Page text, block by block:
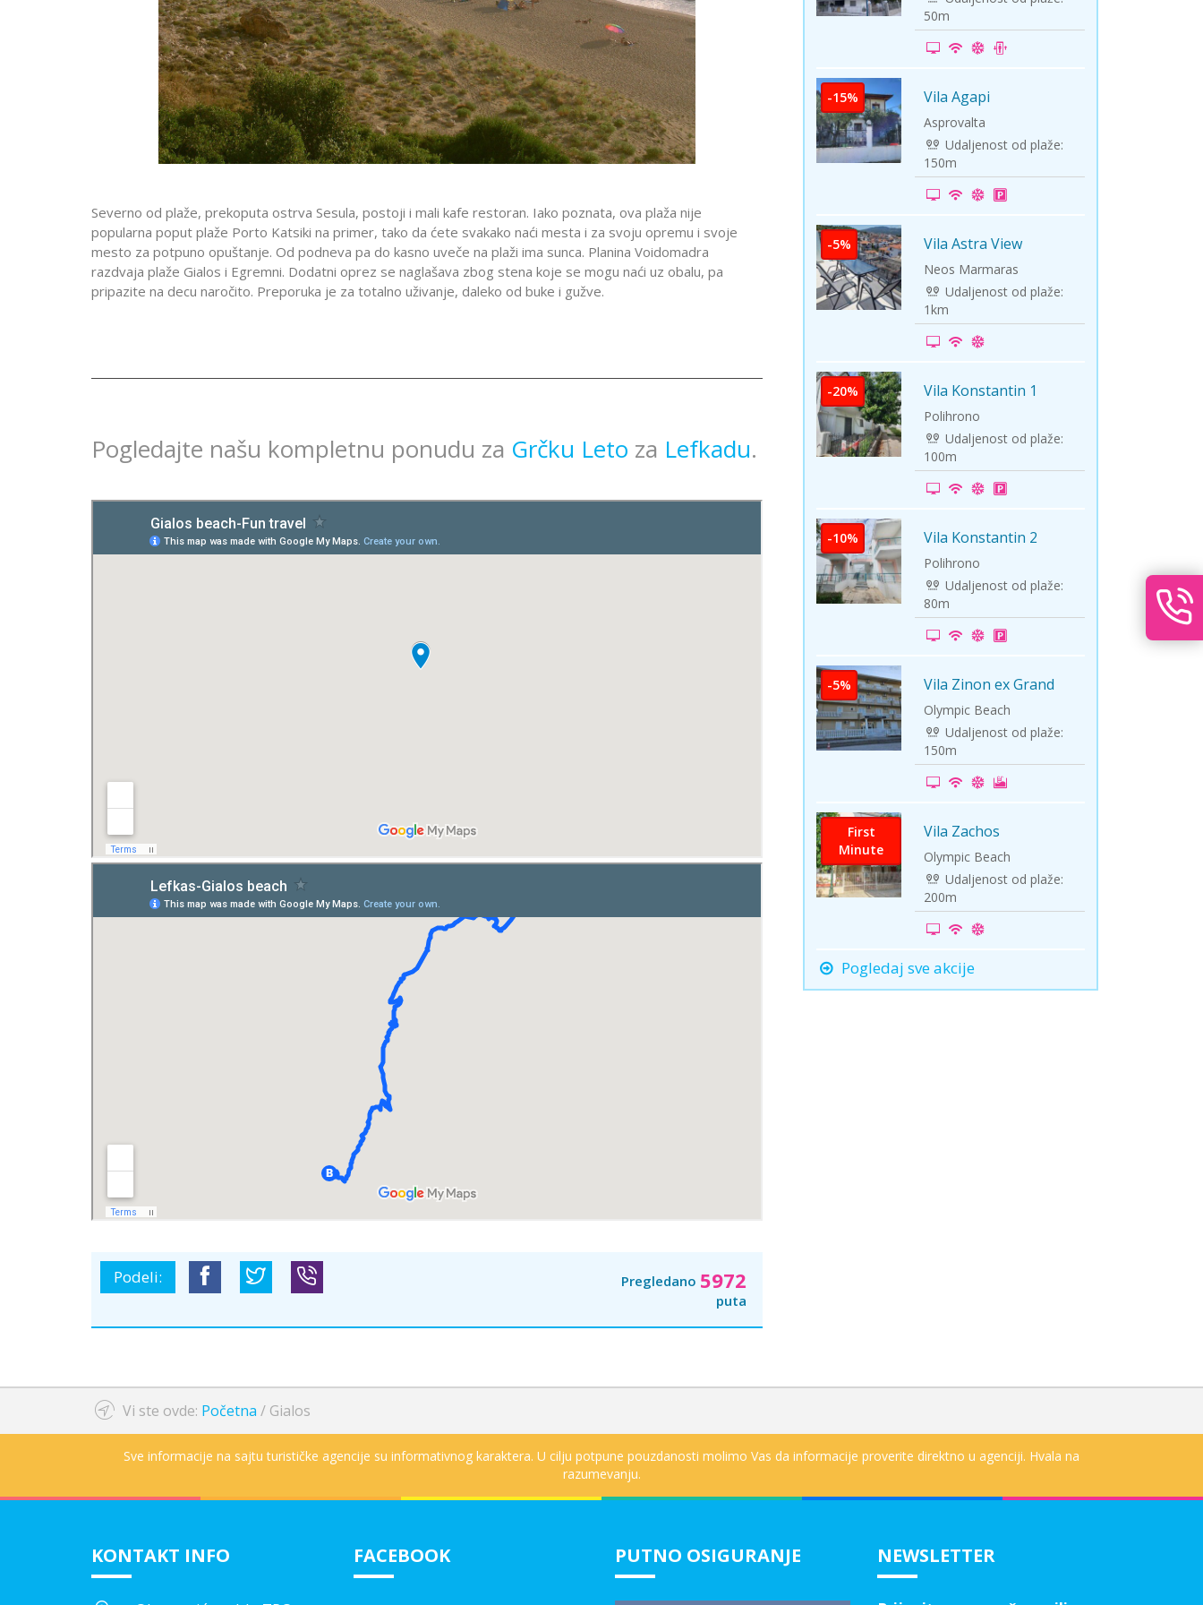
Severno od plaže, prekoputa ostrva Sesula, postoji i mali kafe restoran. Iako poznata, ova plaža nije
popularna poput plaže Porto Katsiki na primer, tako da ćete svakako naći mesta i za svoju opremu i svoje
mesto za potpuno opuštanje. Od podneva pa do kasno uveče na plaži ima sunca. Planina Voidomadra
razdvaja plaže Gialos i Egremni. Dodatni oprez se naglašava zbog stena koje se mogu naći uz obalu, pa
pripazite na decu naročito. Preporuka je za totalno uživanje, daleko od buke i gužve.
Pogledajte našu kompletnu ponudu za Grčku Leto za Lefkadu.
Podeli: Pregledano 5972
puta
50m
-15% Vila Agapi
Asprovalta
Udaljenost od plaže:
150m
-5% Vila Astra View
Neos Marmaras
Udaljenost od plaže:
1km
-20% Vila Konstantin 1
Polihrono
Udaljenost od plaže:
100m
-10% Vila Konstantin 2
Polihrono
Udaljenost od plaže:
80m
-5%
Vila Zinon ex Grand
Zivanovic
Olympic Beach
Udaljenost od plaže:
150m
First
Minute
Vila Zachos
Olympic Beach
Udaljenost od plaže:
200m
Pogledaj sve akcije
Vi ste ovde: Početna / Gialos
Sve informacije na sajtu turističke agencije su informativnog karaktera. U cilju potpune pouzdanosti molimo Vas da informacije proverite direktno u agenciji. Hvala na
razumevanju.
KONTAKT INFO FACEBOOK PUTNO OSIGURANJE NEWSLETTER